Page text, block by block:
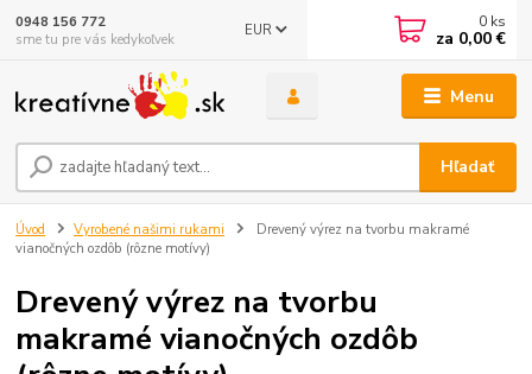
Menu
EUR
Hľadať
0948 156 772
sme tu pre vás kedykoľvek
0 ks
za 0,00 €
Úvod Vyrobené našimi rukami
Drevený výrez na tvorbu makramé
vianočných ozdôb (rôzne motívy)
Drevený výrez na tvorbu
makramé vianočných ozdôb